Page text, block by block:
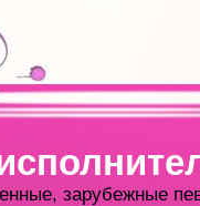
зарубежные